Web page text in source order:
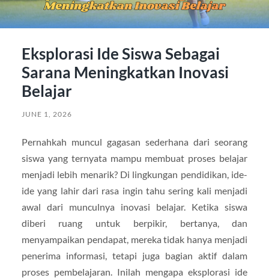
Eksplorasi Ide Siswa Sebagai
Sarana Meningkatkan Inovasi
Belajar
JUNE 1, 2026
Pernahkah muncul gagasan sederhana dari seorang
siswa yang ternyata mampu membuat proses belajar
menjadi lebih menarik? Di lingkungan pendidikan, ide-
ide yang lahir dari rasa ingin tahu sering kali menjadi
awal dari munculnya inovasi belajar. Ketika siswa
diberi ruang untuk berpikir, bertanya, dan
menyampaikan pendapat, mereka tidak hanya menjadi
penerima informasi, tetapi juga bagian aktif dalam
proses pembelajaran. Inilah mengapa eksplorasi ide